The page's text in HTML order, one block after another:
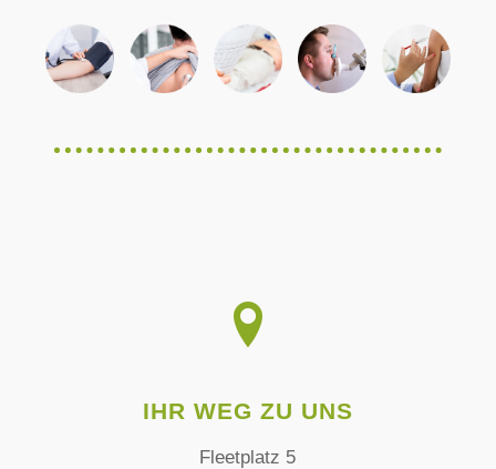
IHR WEG ZU UNS
Fleetplatz 5